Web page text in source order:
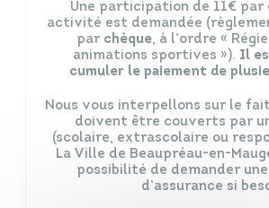
Une participation de 11€
activité est demandée
par chèque, à l’ordre «
animations sportives »). Il
cumuler le paiement de
Nous vous interpellons sur le
doivent être couverts par
(scolaire, extrascolaire ou
La Ville de Beaupréau-en-
possibilité de demander
d’assurance si